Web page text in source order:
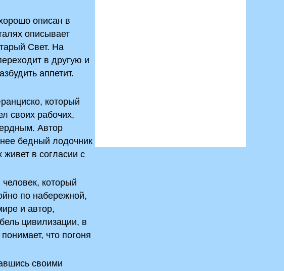
описан в
описывает
Свет. На
в другую и
аппетит.
который
своих рабочих,
Автор
бедный лодочник
живет в согласии с
который
по набережной,
и автор,
цивилизации, в
что погоня
своими